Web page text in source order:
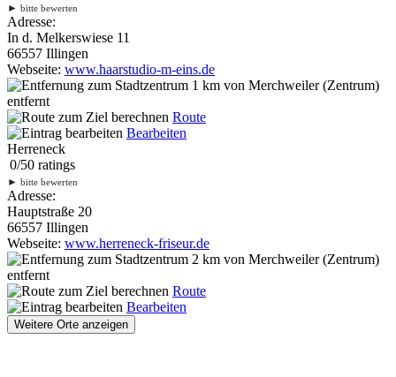
► bitte bewerten
Adresse:
In d. Melkerswiese 11
66557 Illingen
Webseite: www.haarstudio-m-eins.de
1 km von Merchweiler (Zentrum)
entfernt
Route
Bearbeiten
Herreneck
0/50 ratings
► bitte bewerten
Adresse:
Hauptstraße 20
66557 Illingen
Webseite: www.herreneck-friseur.de
2 km von Merchweiler (Zentrum)
entfernt
Route
Bearbeiten
Weitere Orte anzeigen